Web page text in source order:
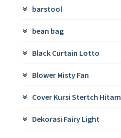
barstool
bean bag
Black Curtain Lotto
Blower Misty Fan
Cover Kursi Stertch Hitam
Dekorasi Fairy Light